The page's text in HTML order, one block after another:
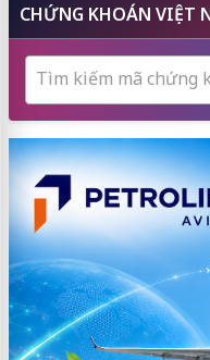
CHỨNG KHOÁN VIỆT
Tìm kiếm mã chứng